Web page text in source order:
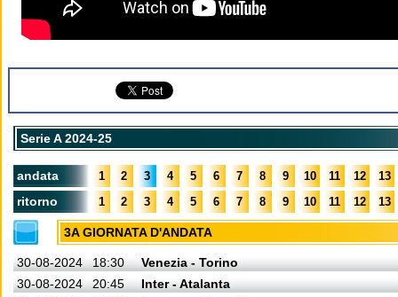
Serie A 2024-25
andata 1 2 3 4 5 6 7 8 9 10 11 12 13
ritorno 1 2 3 4 5 6 7 8 9 10 11 12 13
3A GIORNATA D'ANDATA
30-08-2024 18:30
Venezia - Torino
30-08-2024
20:45
Inter - Atalanta